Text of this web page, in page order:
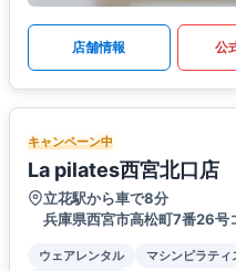
店舗情報 公
キャンペーン中
La pilates西宮北口店
立花駅から車で8分
兵庫県西宮市高松町7番26
ウェアレンタル マシンピラティ